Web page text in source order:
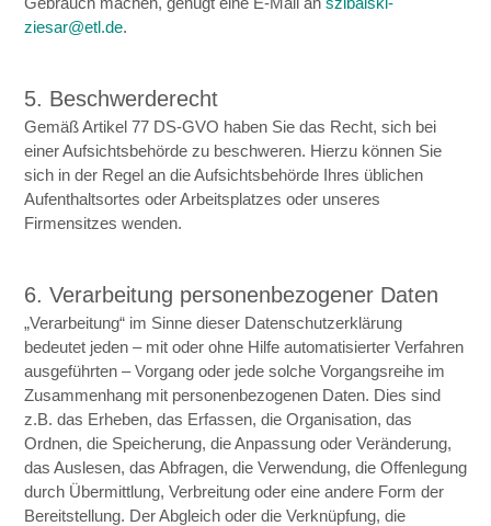
ziesar@etl.de.
5. Beschwerderecht
Gemäß Artikel 77 DS-GVO haben Sie das Recht, sich bei
einer Aufsichtsbehörde zu beschweren. Hierzu können Sie
sich in der Regel an die Aufsichtsbehörde Ihres üblichen
Aufenthaltsortes oder Arbeitsplatzes oder unseres
Firmensitzes wenden.
6. Verarbeitung personenbezogener Daten
„Verarbeitung“ im Sinne dieser Datenschutzerklärung
bedeutet jeden – mit oder ohne Hilfe automatisierter Verfahren
ausgeführten – Vorgang oder jede solche Vorgangsreihe im
Zusammenhang mit personenbezogenen Daten. Dies sind
z.B. das Erheben, das Erfassen, die Organisation, das
Ordnen, die Speicherung, die Anpassung oder Veränderung,
das Auslesen, das Abfragen, die Verwendung, die Offenlegung
durch Übermittlung, Verbreitung oder eine andere Form der
Bereitstellung. Der Abgleich oder die Verknüpfung, die